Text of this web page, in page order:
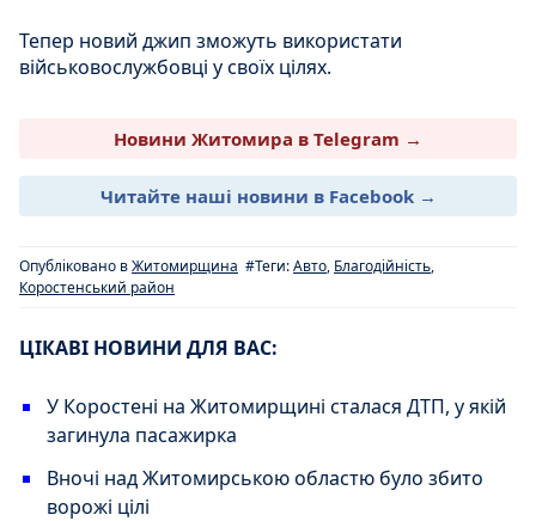
Тепер новий джип зможуть використати
військовослужбовці у своїх цілях.
Новини Житомира в Telegram →
Читайте наші новини в Facebook →
Опубліковано вЖитомирщина #Теги:Авто, Благодійність,
Коростенський район
ЦІКАВІ НОВИНИ ДЛЯ ВАС:
У Коростені на Житомирщині сталася ДТП, у якій
загинула пасажирка
Вночі над Житомирською областю було збито
ворожі цілі